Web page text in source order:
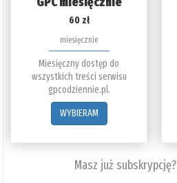
60 zł
miesięcznie
Miesięczny dostęp do
wszystkich treści serwisu
gpcodziennie.pl.
WYBIERAM
Masz już subskrypcję?